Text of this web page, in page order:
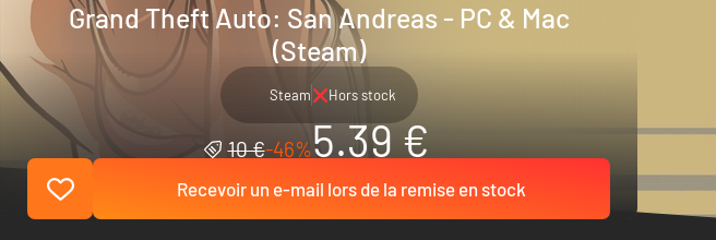
Grand Theft Auto: San Andreas - PC & Mac
(Steam)
Steam Hors stock
10 €-46%5.39 €
Recevoir un e-mail lors de la remise en stock